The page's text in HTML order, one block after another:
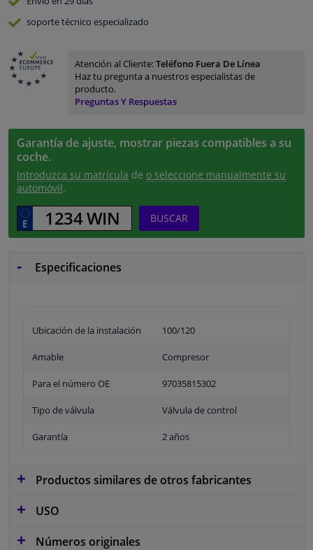
soporte técnico especializado
Atención al Cliente:Teléfono Fuera De Línea
Haz tu pregunta a nuestros especialistas de
producto.
Preguntas Y Respuestas
Garantía de ajuste, mostrar piezas compatibles a su
coche.
Introduzca su matrícula de o seleccione manualmente su
automóvil.
BUSCAR
Especificaciones
Ubicación de la instalación 100/120
Amable Compresor
Para el número OE 97035815302
Tipo de válvula Válvula de control
Garantía 2 años
Productos similares de otros fabricantes
USO
Números originales